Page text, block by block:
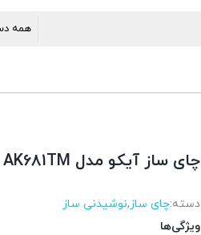
چای ساز آیکو مدل AK681TM
دسته:چای ساز,نوشیدنی ساز
ویژگی‌ها